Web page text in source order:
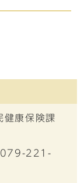
健康保険課
079-221-